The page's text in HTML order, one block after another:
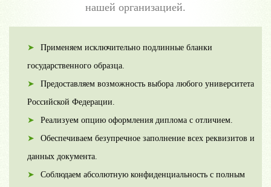
нашей организацией.
Применяем исключительно подлинные бланки
государственного образца.
Предоставляем возможность выбора любого университета
Российской Федерации.
Реализуем опцию оформления диплома с отличием.
Обеспечиваем безупречное заполнение всех реквизитов и
данных документа.
Соблюдаем абсолютную конфиденциальность с полным